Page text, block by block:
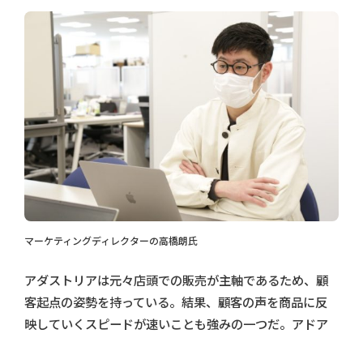
マーケティングディレクターの高橋朗氏
アダストリアは元々店頭での販売が主軸であるため、顧
客起点の姿勢を持っている。結果、顧客の声を商品に反
映していくスピードが速いことも強みの一つだ。アドア